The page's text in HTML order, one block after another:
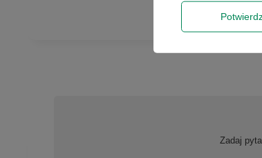
Zadaj